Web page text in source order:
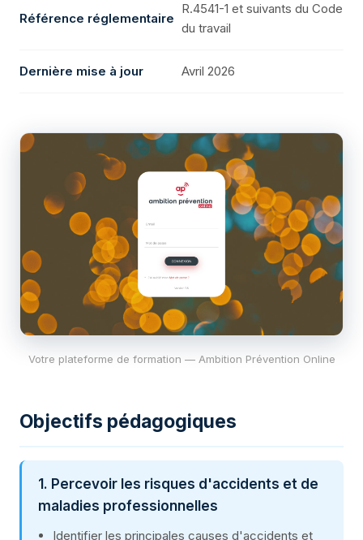
Référence réglementaire
R.4541-1 et suivants du Code
du travail
Dernière mise à jour Avril 2026
Votre plateforme de formation — Ambition Prévention Online
Objectifs pédagogiques
1. Percevoir les risques d'accidents et de
maladies professionnelles
Identifier les principales causes d'accidents et